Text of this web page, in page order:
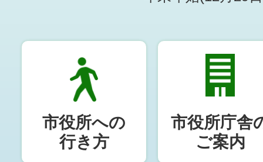
市役所への
行き方
市役所庁舎
ご案内